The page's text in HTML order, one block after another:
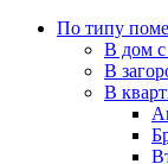
По типу
В дом с
В
В